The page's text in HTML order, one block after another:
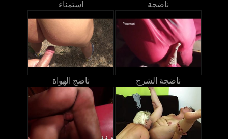
استمناء ناضجة
ناضج الهواة ناضجة الشرج